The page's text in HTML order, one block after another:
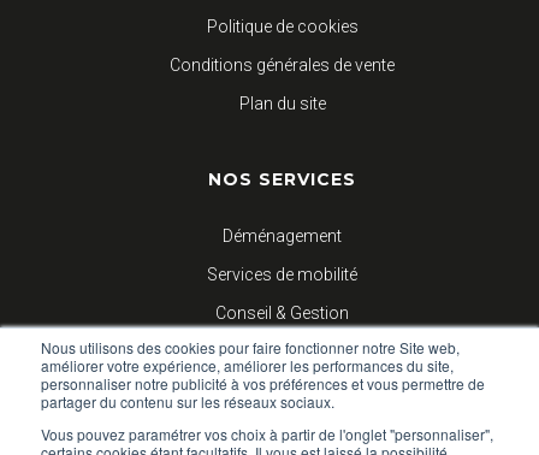
Nous utilisons des cookies pour faire fonctionner notre Site web,
améliorer votre expérience, améliorer les performances du site,
personnaliser notre publicité à vos préférences et vous permettre de
partager du contenu sur les réseaux sociaux.
Vous pouvez paramétrer vos choix à partir de l'onglet "personnaliser",
Politique de cookies
Conditions générales de vente
Plan du site
NOS SERVICES
Déménagement
Services de mobilité
Conseil & Gestion
Logistique d’entreprises
NOUS SUIVRE